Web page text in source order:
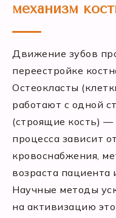
механизм
Движение зубов
переестройке
Остеокласты
работают с одной
(строящие кость) —
процесса зависит
кровоснабжения,
возраста пациента
Научные методы
на активизацию